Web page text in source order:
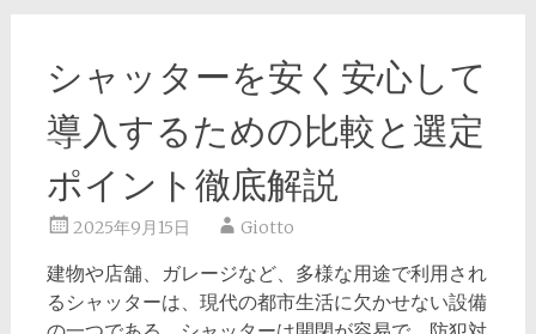
シャッターを安く安心して
導入するための比較と選定
ポイント徹底解説
2025年9月15日 Giotto
建物や店舗、ガレージなど、多様な用途で利用され
るシャッターは、現代の都市生活に欠かせない設備